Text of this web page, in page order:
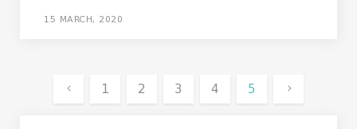
15 MARCH, 2020
1 2 3 4 5